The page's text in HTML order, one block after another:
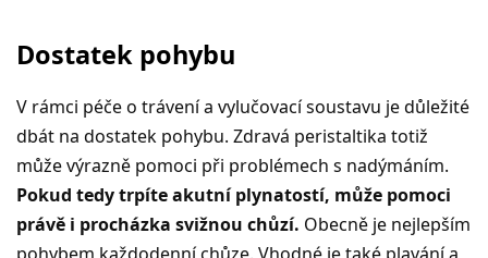
Dostatek pohybu
V rámci péče o trávení a vylučovací soustavu je důležité
dbát na dostatek pohybu. Zdravá peristaltika totiž
může výrazně pomoci při problémech s nadýmáním.
Pokud tedy trpíte akutní plynatostí, může pomoci
právě i procházka svižnou chůzí. Obecně je nejlepším